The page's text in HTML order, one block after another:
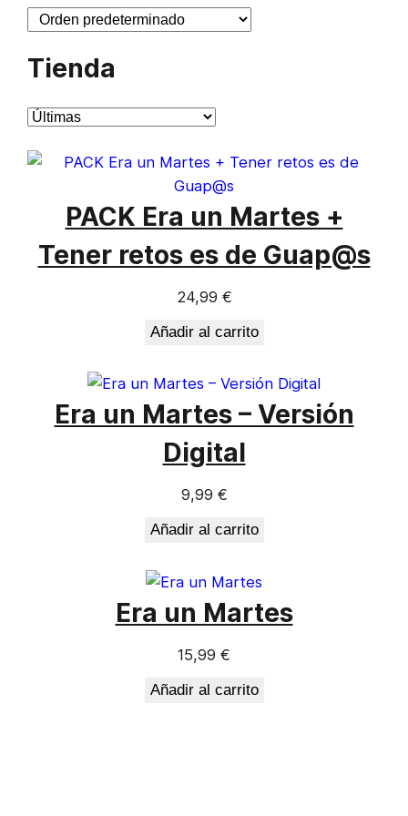
Tienda
Ordenar
por
PACK Era un Martes +
Tener retos es de Guap@s
24,99 €
Añadir al carrito
Era un Martes – Versión
Digital
9,99 €
Añadir al carrito
Era un Martes
15,99 €
Añadir al carrito